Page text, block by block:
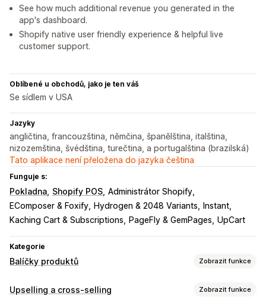
See how much additional revenue you generated in the
app's dashboard.
Shopify native user friendly experience & helpful live
customer support.
Oblíbené u obchodů, jako je ten váš
Se sídlem v USA
Jazyky
angličtina, francouzština, němčina, španělština, italština,
nizozemština, švédština, turečtina, a portugalština (brazilská)
Tato aplikace není přeložena do jazyka čeština
Funguje s:
Pokladna Shopify POS Administrátor Shopify
EComposer & Foxify
Hydrogen & 2048 Variants
Instant
Kaching Cart & Subscriptions
PageFly & GemPages UpCart
Kategorie
Balíčky produktů Zobrazit funkce
Typy balíčků
Upselling a cross-selling Zobrazit funkce